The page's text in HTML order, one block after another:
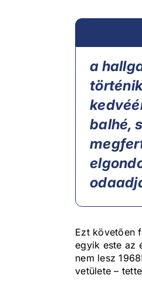
a
balhé,
Ezt követően
egyik este az
nem lesz
vetülete –